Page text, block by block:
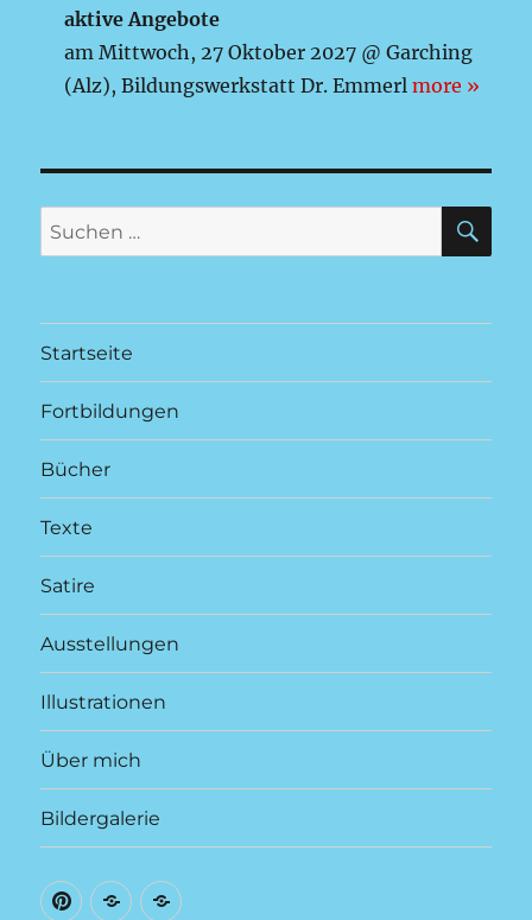
aktive Angebote
am Mittwoch, 27 Oktober 2027 @ Garching
(Alz), Bildungswerkstatt Dr. Emmerlmore »
Suchen
nach:
Startseite
Fortbildungen
Bücher
Texte
Satire
Ausstellungen
Illustrationen
Über mich
Bildergalerie
auf
auf
Galerie